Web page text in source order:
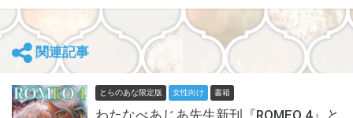
関連記事
とらのあな限定版 女性向け 書籍
わたなべあじあ先生新刊『ROMEO 4』と